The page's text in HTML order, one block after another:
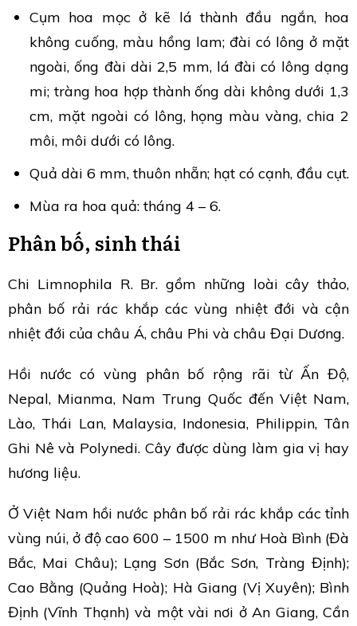
Cụm hoa mọc ở kẽ lá thành đầu ngắn, hoa
không cuống, màu hồng lam; đài có lông ở mặt
ngoài, ống đài dài 2,5 mm, lá đài có lông dạng
mi; tràng hoa hợp thành ống dài không dưới 1,3
cm, mặt ngoài có lông, họng màu vàng, chia 2
môi, môi dưới có lông.
Quả dài 6 mm, thuôn nhẵn; hạt có cạnh, đầu cụt.
Mùa ra hoa quả: tháng 4 – 6.
Phân bố, sinh thái
Chi Limnophila R. Br. gồm những loài cây thảo,
phân bố rải rác khắp các vùng nhiệt đới và cận
nhiệt đới của châu Á, châu Phi và châu Đại Dương.
Hồi nước có vùng phân bố rộng rãi từ Ấn Độ,
Nepal, Mianma, Nam Trung Quốc đến Việt Nam,
Lào, Thái Lan, Malaysia, Indonesia, Philippin, Tân
Ghi Nê và Polynedi. Cây được dùng làm gia vị hay
hương liệu.
Ở Việt Nam hồi nước phân bố rải rác khắp các tỉnh
vùng núi, ở độ cao 600 – 1500 m như Hoà Bình (Đà
Bắc, Mai Châu); Lạng Sơn (Bắc Sơn, Tràng Định);
Cao Bằng (Quảng Hoà); Hà Giang (Vị Xuyên); Bình
Định (Vĩnh Thạnh) và một vài nơi ở An Giang, Cần